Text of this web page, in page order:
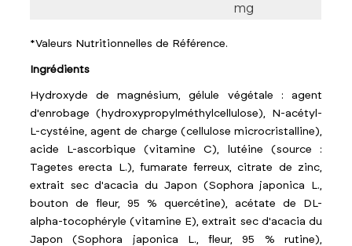
mg
*Valeurs Nutritionnelles de Référence.
Ingrédients
Hydroxyde de magnésium, gélule végétale : agent
d'enrobage (hydroxypropylméthylcellulose), N-acétyl-
L-cystéine, agent de charge (cellulose microcristalline),
acide L-ascorbique (vitamine C), lutéine (source :
Tagetes erecta L.), fumarate ferreux, citrate de zinc,
extrait sec d'acacia du Japon (Sophora japonica L.,
bouton de fleur, 95 % quercétine), acétate de DL-
alpha-tocophéryle (vitamine E), extrait sec d'acacia du
Japon (Sophora japonica L., fleur, 95 % rutine),